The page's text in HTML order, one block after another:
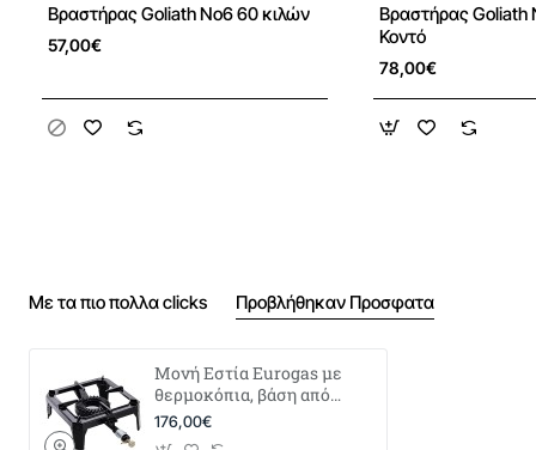
Βραστήρας Goliath Νο6 60 κιλών
57,00€
Βραστήρας Goliath
Κοντό
78,00€
Με τα πιο πολλα clicks Προβλήθηκαν Προσφατα
Μονή Εστία Eurogas με
θερμοκόπια, βάση από
μαντέμι και καυστήρα απο
μαντέμι Φ18cm - 9Kw
176,00€